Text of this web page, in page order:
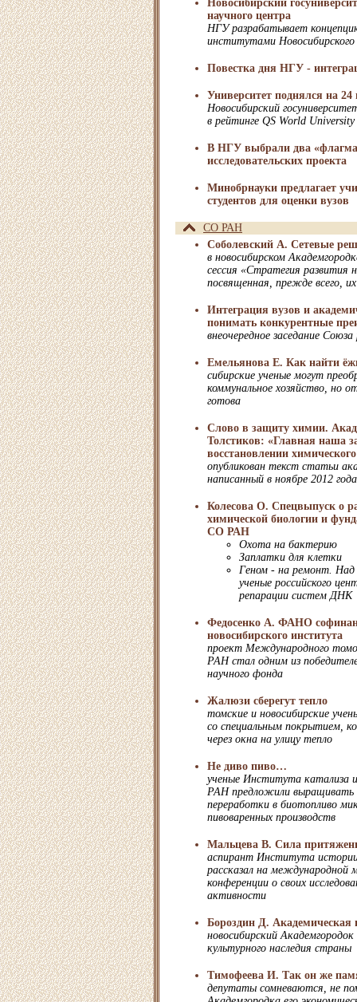
Новосибирский
научного центра
НГУ разрабатывает
институтами Новосибирского
Повестка дня НГУ -
Университет поднялся на 24
Новосибирский
в рейтинге QS World
В НГУ выбрали два
исследовательских проекта
Минобрнауки предлагает
студентов для оценки вузов
СО РАН
Соболевский А. Сетевые
в новосибирском
сессия «Стратегия развития
посвященная, прежде всего,
Интеграция вузов и
понимать конкурентные
внеочередное заседание
Емельянова Е. Как найти
сибирские ученые могут
коммунальное хозяйство, но
готова
Слово в защиту химии.
Толстиков: «Главная наша
восстановлении
опубликован текст статьи
написанный в ноябре 2012 года
Колесова О. Спецвыпуск о
химической биологии и
СО РАН
Охота на бактерию
Заплатки для клетки
Геном - на ремонт.
ученые российского
репарации систем ДНК
Федосенко А. ФАНО
новосибирского института
проект Международного
РАН стал одним из
научного фонда
Жалюзи сберегут тепло
томские и новосибирские
со специальным покрытием,
через окна на улицу тепло
Не диво пиво…
ученые Института катализа
РАН предложили выращивать
переработки в биотопливо
пивоваренных производств
Мальцева В. Сила
аспирант Института
рассказал на международной
конференции о своих
активности
Бороздин Д. Академическая
новосибирский
культурного наследия страны
Тимофеева И. Так он же
депутаты сомневаются, не